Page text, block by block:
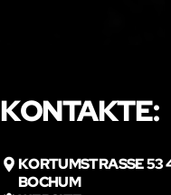
KONTAKTE:
KORTUMSTRASSE 53
OCHUM